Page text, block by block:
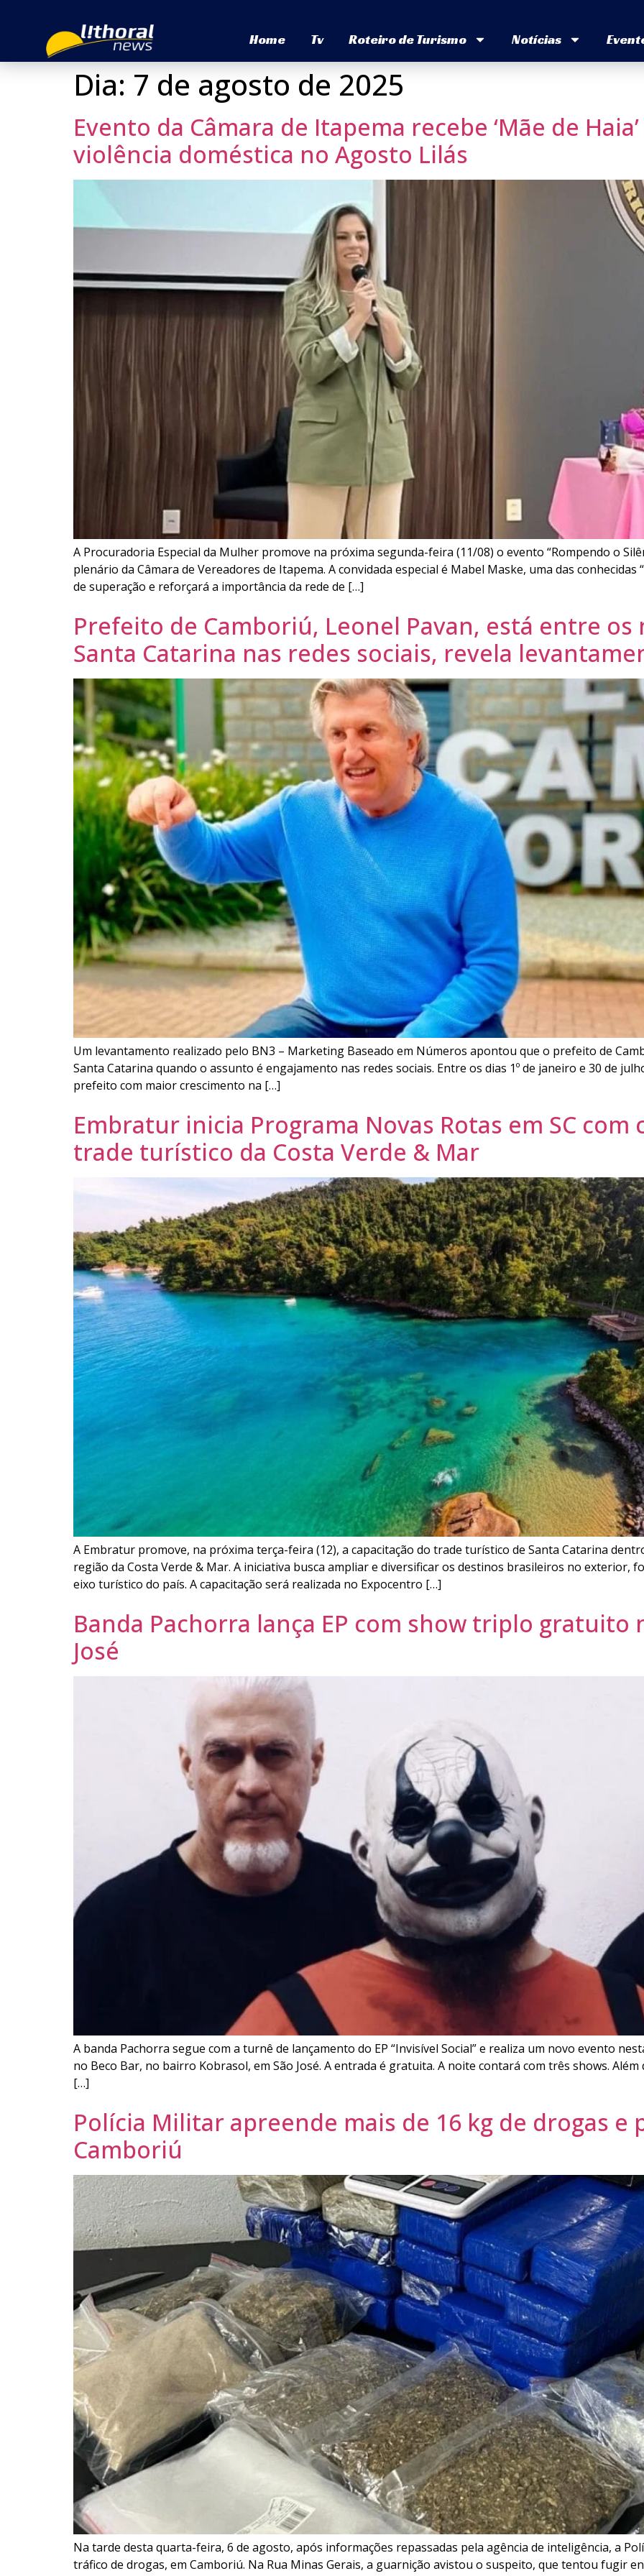
Home Tv Roteiro de Turismo Notícias
Dia: 7 de agosto de 2025
Evento da Câmara de Itapema recebe ‘Mãe de
violência doméstica no Agosto Lilás
A Procuradoria Especial da Mulher promove na próxima segunda-feira (11/08) o evento “Rompendo o
plenário da Câmara de Vereadores de Itapema. A convidada especial é Mabel Maske, uma das
de superação e reforçará a importância da rede de […]
Prefeito de Camboriú, Leonel Pavan, está entre
Santa Catarina nas redes sociais, revela
Um levantamento realizado pelo BN3 – Marketing Baseado em Números apontou que o prefeito de
Santa Catarina quando o assunto é engajamento nas redes sociais. Entre os dias 1º de janeiro e 30 de
prefeito com maior crescimento na […]
Embratur inicia Programa Novas Rotas em SC com
trade turístico da Costa Verde & Mar
A Embratur promove, na próxima terça-feira (12), a capacitação do trade turístico de Santa Catarina
região da Costa Verde & Mar. A iniciativa busca ampliar e diversificar os destinos brasileiros no exterior,
eixo turístico do país. A capacitação será realizada no Expocentro […]
Banda Pachorra lança EP com show triplo gratuito
José
A banda Pachorra segue com a turnê de lançamento do EP “Invisível Social” e realiza um novo evento
no Beco Bar, no bairro Kobrasol, em São José. A entrada é gratuita. A noite contará com três shows.
[…]
Polícia Militar apreende mais de 16 kg de drogas
Camboriú
Na tarde desta quarta-feira, 6 de agosto, após informações repassadas pela agência de inteligência, a
tráfico de drogas, em Camboriú. Na Rua Minas Gerais, a guarnição avistou o suspeito, que tentou fugir